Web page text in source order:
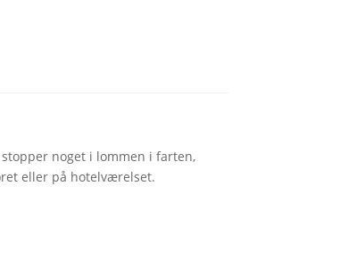
noget i lommen i farten,
eller på hotelværelset.